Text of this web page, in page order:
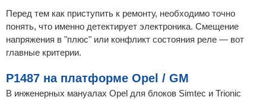
Перед тем как приступить к ремонту, необходимо точно
понять, что именно детектирует электроника. Смещение
напряжения в "плюс" или конфликт состояния реле — вот
главные критерии.
P1487 на платформе Opel / GM
В инженерных мануалах Opel для блоков Simtec и Trionic